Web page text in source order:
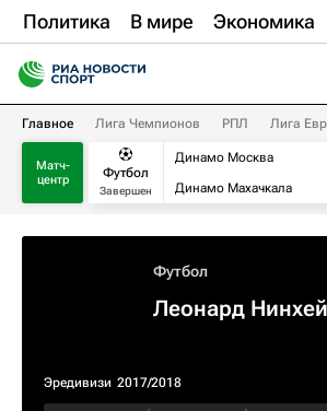
Политика В мире Экономика
Главное Лига Чемпионов РПЛ Лига
Матч-
центр
Футбол
Завершен
Динамо Москва
Динамо Махачкала
Футбол
Леонард
Эредивизи 2017/2018